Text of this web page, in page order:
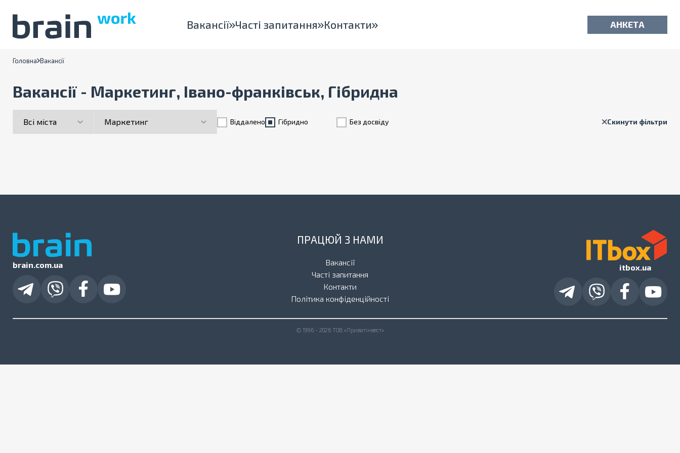
Вакансії Часті запитання Контакти АНКЕТА
Головна Вакансії
Вакансії - Маркетинг, Івано-франківськ, Гібридна
Віддалено Гiбридно Без досвіду Скинути фільтри
brain.com.ua
ПРАЦЮЙ З НАМИ
Вакансії
Часті запитання
Контакти
Політика конфіденційності
itbox.ua
© 1996 - 2026 ТОВ «Приватінвест»